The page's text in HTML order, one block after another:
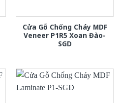
Cửa Gỗ Chống Cháy MDF
Veneer P1R5 Xoan Đào-
SGD